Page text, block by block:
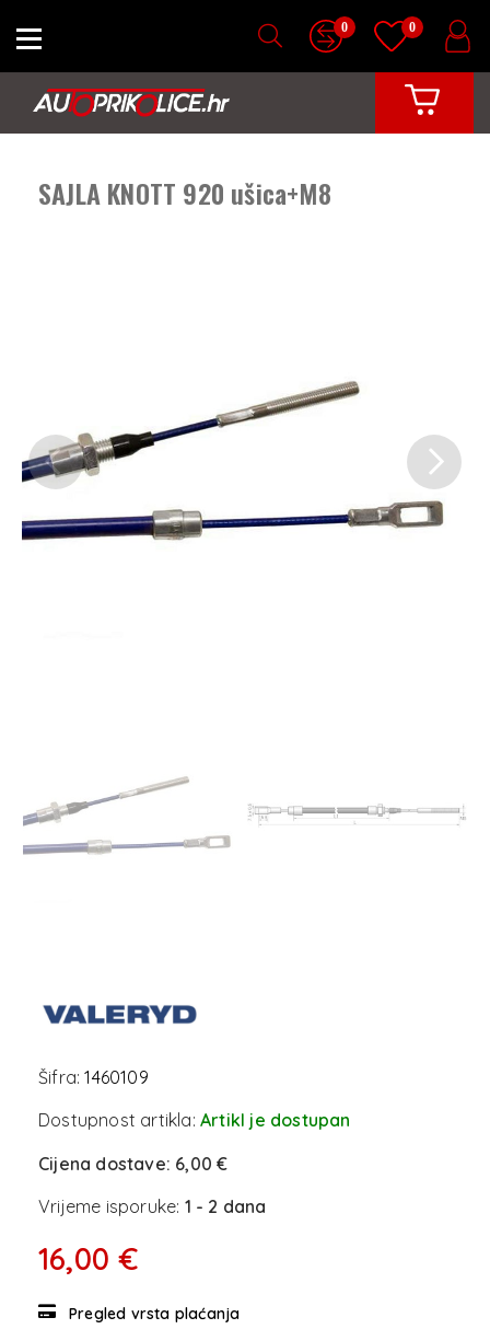
0 0
SAJLA KNOTT 920 ušica+M8
Previous Next
Šifra:1460109
Dostupnost artikla: Artikl je dostupan
Cijena dostave: 6,00 €
Vrijeme isporuke: 1 - 2 dana
16,00 €
Pregled vrsta plaćanja